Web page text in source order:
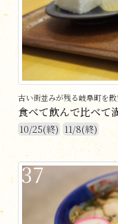
古い街並みが残る岐阜町を
食べて飲んで比べ
10/25(終) 11/8(終)
37